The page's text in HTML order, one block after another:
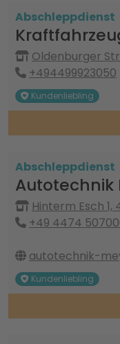
Abschleppdienst
Oldenburger
+494499923050
Kundenliebling
Abschleppdienst
Autotechnik
Hinterm Esch 1,
+49 4474
autotechnik-
Kundenliebling